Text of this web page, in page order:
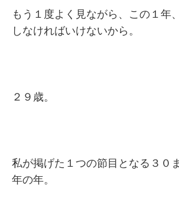
もう１度よく見ながら、この１年
しなければいけないから。
２９歳。
私が掲げた１つの節目となる３０
年の年。